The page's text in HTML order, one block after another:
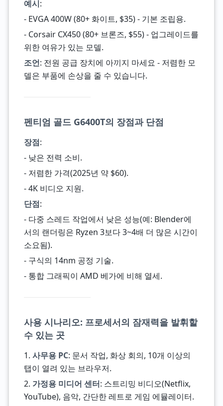
예시:
- EVGA 400W (80+ 화이트, $35) - 기본 조립용.
- Corsair CX450 (80+ 브론즈, $55) - 업그레이드를
위한 여유가 있는 모델.
조언: 전원 공급 장치에 아끼지 마세요 - 저렴한 모
델은 부품에 손상을 줄 수 있습니다.
펜티엄 골드 G6400T의 장점과 단점
장점:
- 낮은 전력 소비.
- 저렴한 가격(2025년 약 $60).
- 4K 비디오 지원.
단점:
- 다중 스레드 작업에서 낮은 성능(예: Blender에
서의 랜더링은 Ryzen 3보다 3~4배 더 많은 시간이
소요됨).
- 구식의 14nm 공정 기술.
- 통합 그래픽이 AMD 베가에 비해 열세.
사용 시나리오: 프로세서의 잠재력을 발휘할
수 있는 곳
1. 사무용 PC: 문서 작업, 화상 회의, 10개 이상의
탭이 열려 있는 브라우저.
2. 가정용 미디어 센터: 스트리밍 비디오(Netflix,
YouTube), 음악, 간단한 레트로 게임 에뮬레이터.